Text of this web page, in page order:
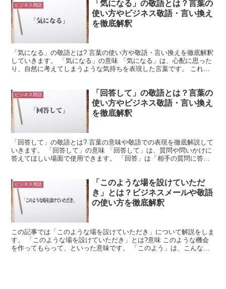
ビジネス用語
「気になる」の敬語とは？言葉の
使い方やビジネス敬語・言い換え
を徹底解釈
「気になる」の敬語とは? 言葉の使い方や敬語・言い換えを徹底解釈
していきます。 「気になる」の意味 「気になる」は、心配に思った
り、自然に考えてしまうような気持ちを表現した言葉です。 これ
ビジネス用語
「回答して」の敬語とは？言葉の
使い方やビジネス敬語・言い換え
を徹底解釈
「回答して」の敬語とは? 言葉の意味や敬語での表現を徹底解説して
いきます。 「回答して」の意味 「回答して」は、質問や問いかけに
答えてほしい場面で使用できます。 「回答」は「相手の質問に答え
ビジネス用語
「このような場を設けていただ
き」とは？ビジネスメールや敬語
の使い方を徹底解釈
この記事では「このような場を設けていただき」について解説をしま
す。 「このような場を設けていただき」とは?意味 このような機会
を作ってもらって、といった意味です。 「このよう」は、こんなふ